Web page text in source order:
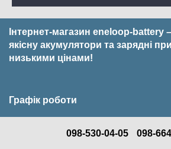
Інтернет-магазин eneloop-battery
якісну акумулятори та зарядні
низькими цінами!
Графік роботи
098-530-04-05 098-